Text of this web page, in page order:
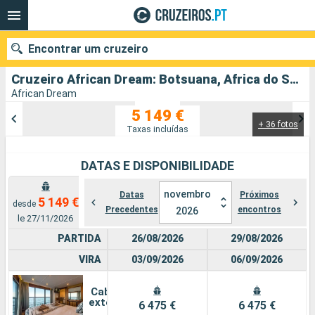
Cruzeiro African Dream: Botsuana, Africa do Sul partindo de Johannesburg
African Dream
+ 36 fotos
5 149 €
Taxas incluídas
DATAS E DISPONIBILIDADE
desde 5 149 €
le 27/11/2026
Datas
Precedentes
novembro
2026
Próximos
encontros
PARTIDA
VIRA
Cabine
externa
26/08/2026
03/09/2026
6 475 €
29/08/2026
06/09/2026
6 475 €
Encontrar um cruzeiro
Portos Companhias
Pesquisar